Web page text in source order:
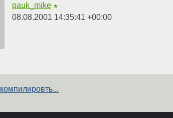
pauk_mike ★
08.08.2001 14:35:41 +00:00